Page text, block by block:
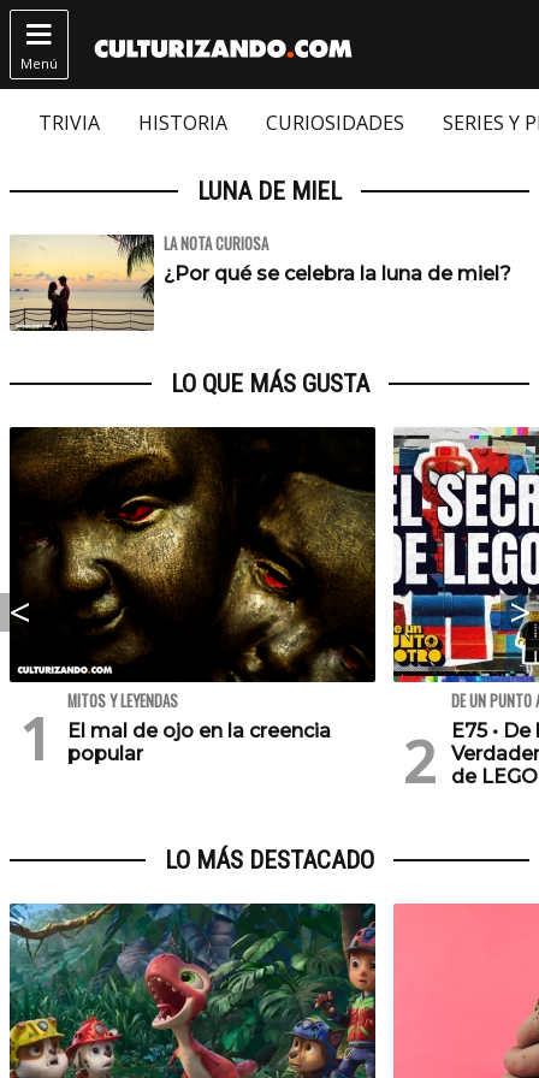

Menú
TRIVIA HISTORIA CURIOSIDADES SERIES Y
LUNA DE MIEL
LA NOTA CURIOSA
¿Por qué se celebra la luna de miel?
LO QUE MÁS GUSTA
MITOS Y LEYENDAS
El mal de ojo en la creencia
popular
DE UN PUNTO
E75 •
de
LO MÁS DESTACADO